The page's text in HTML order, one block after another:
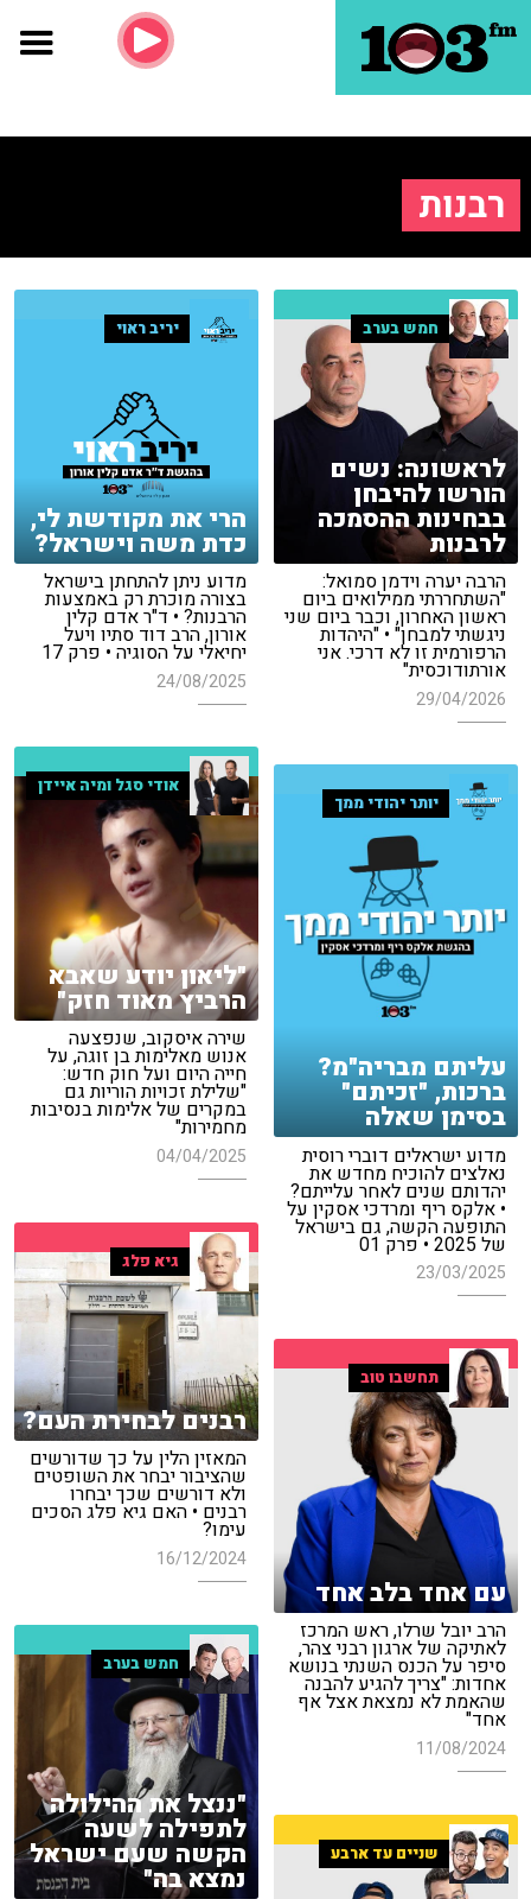
רבנות
חמש בערב
לראשונה: נשים
הורשו להיבחן
בבחינות ההסמכה
לרבנות
הרבה יערה וידמן סמואל:
"השתחררתי ממילואים ביום
ראשון האחרון, וכבר ביום שני
ניגשתי למבחן" • "היהדות
הרפורמית זו לא דרכי. אני
אורתודוכסית"
29/04/2026
יריב ראוי
הרי את מקודשת לי,
כדת משה וישראל?
מדוע ניתן להתחתן בישראל
בצורה מוכרת רק באמצעות
הרבנות? • ד"ר אדם קלין
אורון, הרב דוד סתיו ויעל
יחיאלי על הסוגיה • פרק 17
24/08/2025
אודי סגל ומיה איידן
"ליאון יודע שאבא
הרביץ מאוד חזק"
שירה איסקוב, שנפצעה
אנוש מאלימות בן זוגה, על
חייה היום ועל חוק חדש:
"שלילת זכויות הוריות גם
במקרים של אלימות בנסיבות
מחמירות"
04/04/2025
יותר יהודי ממך
עליתם מבריה"מ?
ברכות, "זכיתם"
בסימן שאלה
מדוע ישראלים דוברי רוסית
נאלצים להוכיח מחדש את
יהדותם שנים לאחר עלייתם?
• אלקס ריף ומרדכי אסקין על
התופעה הקשה, גם בישראל
של 2025 • פרק 01
23/03/2025 גיא פלג
רבנים לבחירת העם?
המאזין הלין על כך שדורשים
שהציבור יבחר את השופטים
ולא דורשים שכך יבחרו
רבנים • האם גיא פלג הסכים
עימו?
16/12/2024
תחשבו טוב
עם אחד בלב אחד
הרב יובל שרלו, ראש המרכז
לאתיקה של ארגון רבני צהר,
סיפר על הכנס השנתי בנושא
אחדות: "צריך להגיע להבנה
שהאמת לא נמצאת אצל אף
אחד"
11/08/2024
חמש בערב
"ננצל את ההילולה
לתפילה לשעה
הקשה שעם ישראל
נמצא בה"
שניים עד ארבע